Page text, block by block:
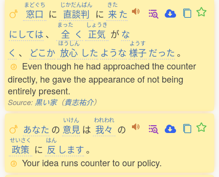
まどぐち
窓口 に
じかだんぱん
直談判 に
きた
来た
にしては 、
まった
全 く
しょうき
正気 がな
く 、 どこか
ほうしん
放心 した ような
ようす
様子 だった。
Even though he had approached the counter
directly, he gave the appearance of not being
entirely present.
Source: 黒い家（貴志祐介）
あなた の
いけん
意見 は
われわれ
我々 の
せいさく
政策 に
はん
反 します。
Your idea runs counter to our policy.